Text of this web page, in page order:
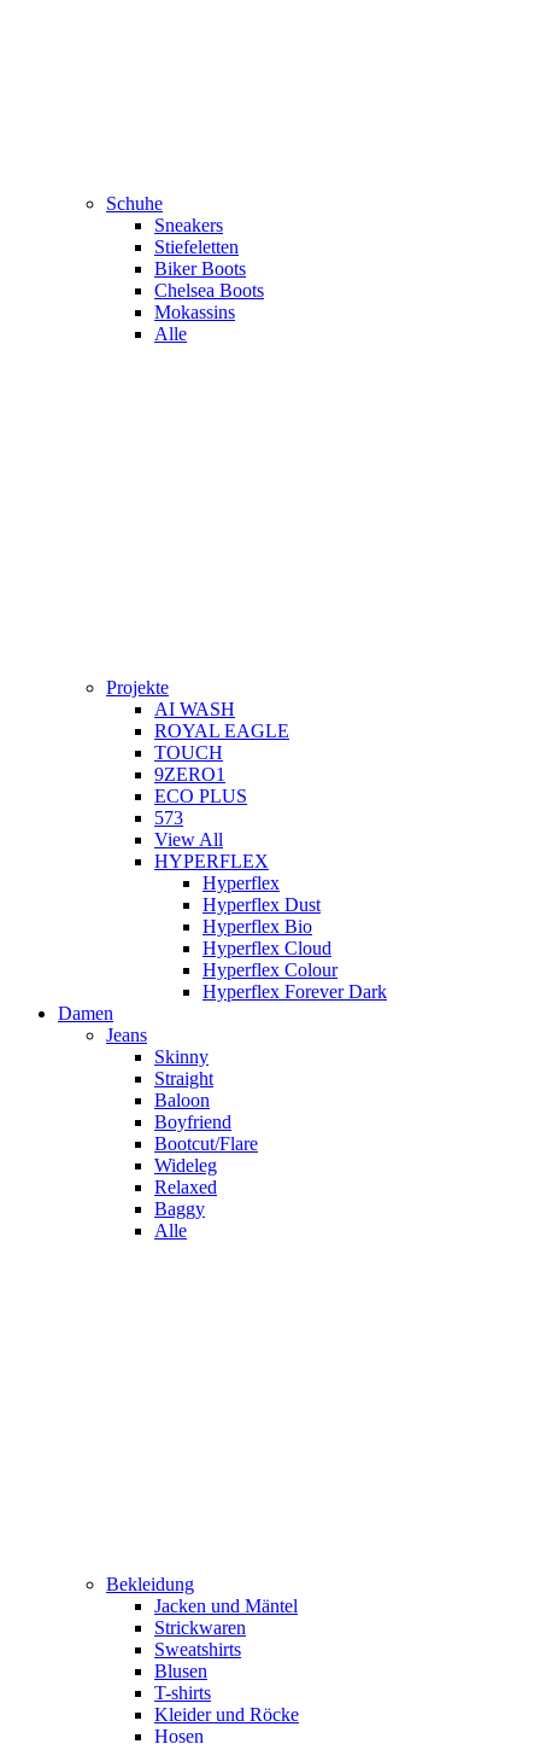
Schuhe
Sneakers
Stiefeletten
Biker Boots
Chelsea Boots
Mokassins
Alle
Projekte
AI WASH
ROYAL EAGLE
TOUCH
9ZERO1
ECO PLUS
573
View All
HYPERFLEX
Hyperflex
Hyperflex Dust
Hyperflex Bio
Hyperflex Cloud
Hyperflex Colour
Hyperflex Forever Dark
Damen
Jeans
Skinny
Straight
Baloon
Boyfriend
Bootcut/Flare
Wideleg
Relaxed
Baggy
Alle
Bekleidung
Jacken und Mäntel
Strickwaren
Sweatshirts
Blusen
T-shirts
Kleider und Röcke
Hosen